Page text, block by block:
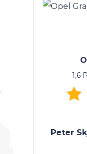
1,6
Peter